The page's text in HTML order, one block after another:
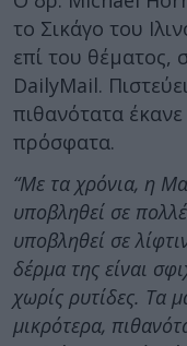
το Σικάγο του
επί του θέματος,
DailyMail.
πιθανότατα
πρόσφατα.
“Με τα χρόνια, η
υποβληθεί σε
υποβληθεί σε
δέρμα της είναι
χωρίς ρυτίδες. Τα
μικρότερα,